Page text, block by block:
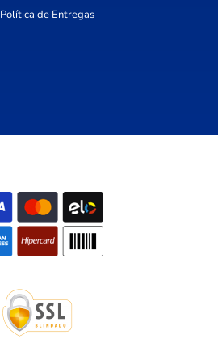
Política de Entregas